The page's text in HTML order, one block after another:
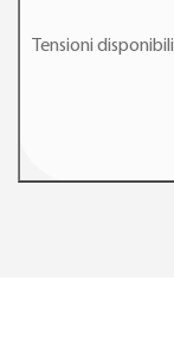
Tensioni disponibili